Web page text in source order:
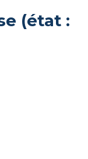
(état :